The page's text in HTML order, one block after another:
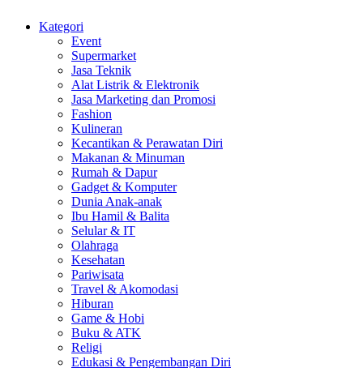
Kategori
Event
Supermarket
Jasa Teknik
Alat Listrik & Elektronik
Jasa Marketing dan Promosi
Fashion
Kulineran
Kecantikan & Perawatan Diri
Makanan & Minuman
Rumah & Dapur
Gadget & Komputer
Dunia Anak-anak
Ibu Hamil & Balita
Selular & IT
Olahraga
Kesehatan
Pariwisata
Travel & Akomodasi
Hiburan
Game & Hobi
Buku & ATK
Religi
Edukasi & Pengembangan Diri